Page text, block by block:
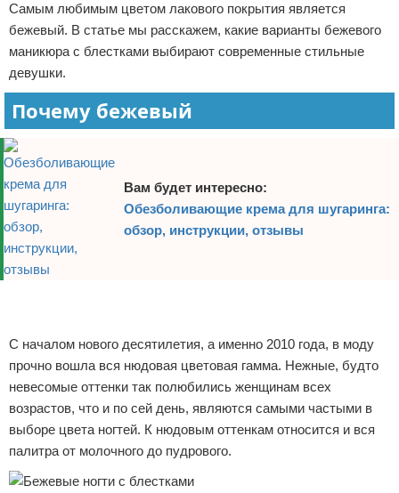
Самым любимым цветом лакового покрытия является
бежевый. В статье мы расскажем, какие варианты бежевого
маникюра с блестками выбирают современные стильные
девушки.
Почему бежевый
Вам будет интересно:
Обезболивающие крема для шугаринга:
обзор, инструкции, отзывы
С началом нового десятилетия, а именно 2010 года, в моду
прочно вошла вся нюдовая цветовая гамма. Нежные, будто
невесомые оттенки так полюбились женщинам всех
возрастов, что и по сей день, являются самыми частыми в
выборе цвета ногтей. К нюдовым оттенкам относится и вся
палитра от молочного до пудрового.